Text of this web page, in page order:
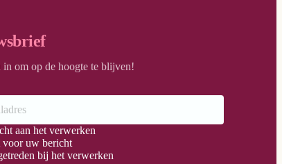
in om op de hoogte te blijven!
aan het verwerken
voor uw bericht
bij het verwerken